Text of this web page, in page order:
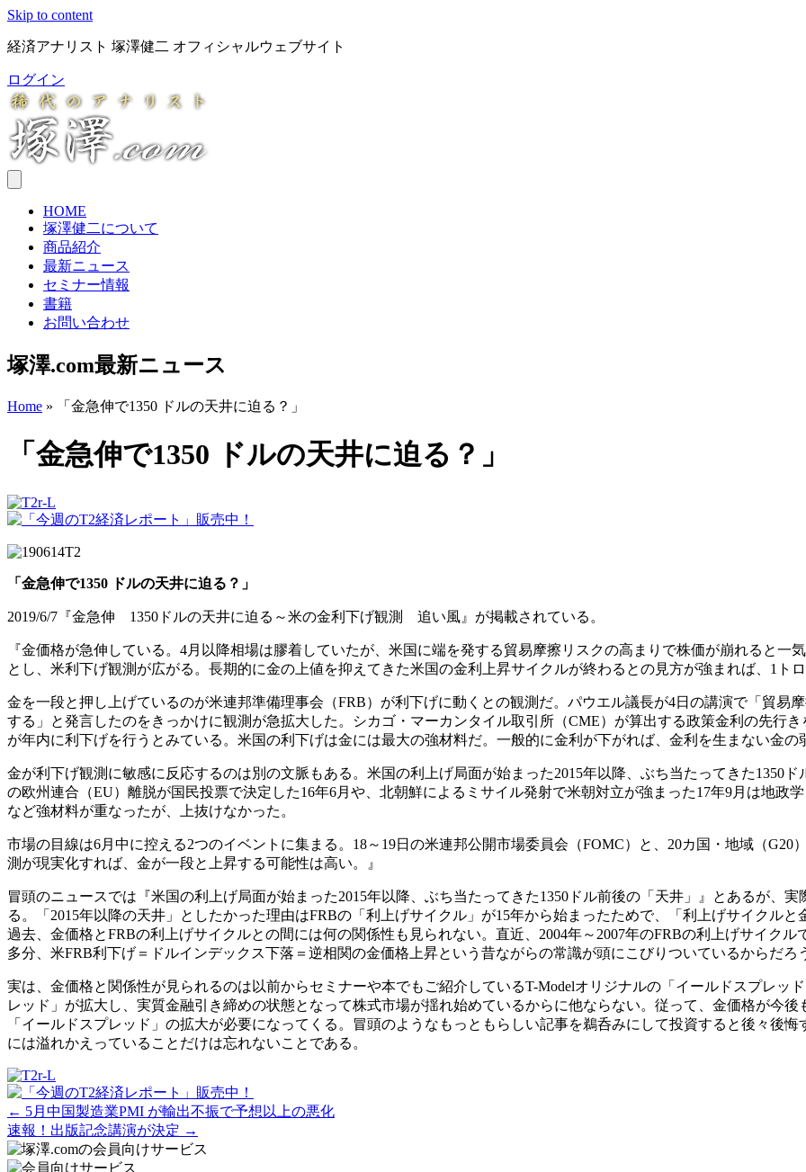
Skip to content
経済アナリスト 塚澤健二 オフィシャルウェブサイト
ログイン
HOME
塚澤健二について
商品紹介
最新ニュース
セミナー情報
書籍
お問い合わせ
塚澤.com最新ニュース
Home » 「金急伸で1350 ドルの天井に迫る？」
「金急伸で1350 ドルの天井に迫る？」
「金急伸で1350 ドルの天井に迫る？」
2019/6/7『金急伸 1350ドルの天井に迫る～米の金利下げ観測 追い風』が掲載されている。
『金価格が急伸している。4月以降相場は膠着していたが、米国に端を発する貿易摩擦リスクの高まりで株価が崩れると
とし、米利下げ観測が広がる。長期的に金の上値を抑えてきた米国の金利上昇サイクルが終わるとの見方が強まれば、1ト
金を一段と押し上げているのが米連邦準備理事会（FRB）が利下げに動くとの観測だ。パウエル議長が4日の講演で「貿易
する」と発言したのをきっかけに観測が急拡大した。シカゴ・マーカンタイル取引所（CME）が算出する政策金利の先行
が年内に利下げを行うとみている。米国の利下げは金には最大の強材料だ。一般的に金利が下がれば、金利を生まない金の
金が利下げ観測に敏感に反応するのは別の文脈もある。米国の利上げ局面が始まった2015年以降、ぶち当たってきた1350
の欧州連合（EU）離脱が国民投票で決定した16年6月や、北朝鮮によるミサイル発射で米朝対立が強まった17年9月は地政
など強材料が重なったが、上抜けなかった。
市場の目線は6月中に控える2つのイベントに集まる。18～19日の米連邦公開市場委員会（FOMC）と、20カ国・地域（
測が現実化すれば、金が一段と上昇する可能性は高い。』
冒頭のニュースでは『米国の利上げ局面が始まった2015年以降、ぶち当たってきた1350ドル前後の「天井」』とあるが、
る。「2015年以降の天井」としたかった理由はFRBの「利上げサイクル」が15年から始まったためで、「利上げサイクル
過去、金価格とFRBの利上げサイクルとの間には何の関係性も見られない。直近、2004年～2007年のFRBの利上げサイク
多分、米FRB利下げ＝ドルインデックス下落＝逆相関の金価格上昇という昔ながらの常識が頭にこびりついているからだろ
実は、金価格と関係性が見られるのは以前からセミナーや本でもご紹介しているT-Modelオリジナルの「イールドスプレッ
レッド」が拡大し、実質金融引き締めの状態となって株式市場が揺れ始めているからに他ならない。従って、金価格が今
「イールドスプレッド」の拡大が必要になってくる。冒頭のようなもっともらしい記事を鵜呑みにして投資すると後々後
には溢れかえっていることだけは忘れないことである。
Posts
navigation
← 5月中国製造業PMI が輸出不振で予想以上の悪化
速報！出版記念講演が決定 →